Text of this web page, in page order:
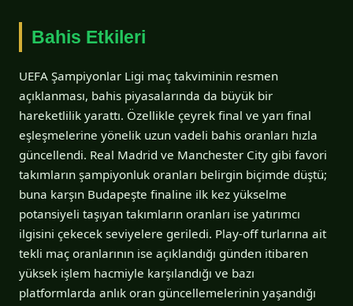
Bahis Etkileri
UEFA Şampiyonlar Ligi maç takviminin resmen
açıklanması, bahis piyasalarında da büyük bir
hareketlilik yarattı. Özellikle çeyrek final ve yarı final
eşleşmelerine yönelik uzun vadeli bahis oranları hızla
güncellendi. Real Madrid ve Manchester City gibi favori
takımların şampiyonluk oranları belirgin biçimde düştü;
buna karşın Budapeşte finaline ilk kez yükselme
potansiyeli taşıyan takımların oranları ise yatırımcı
ilgisini çekecek seviyelere geriledi. Play-off turlarına ait
tekli maç oranlarının ise açıklandığı günden itibaren
yüksek işlem hacmiyle karşılandığı ve bazı
platformlarda anlık oran güncellemelerinin yaşandığı